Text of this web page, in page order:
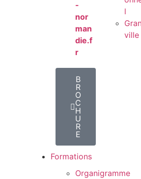
-
nor
man
die.f
r
B
R
O
C
H
U
R
E
l
ville
Formations
Organigramme